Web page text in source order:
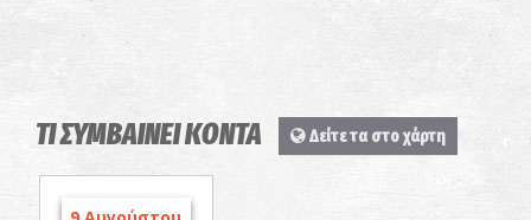
ΤΙ ΣΥΜΒΑΙΝΕΙ ΚΟΝΤΑ Δείτε τα στο χάρτη